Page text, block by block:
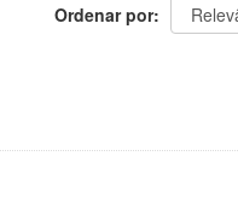
Ordenar por